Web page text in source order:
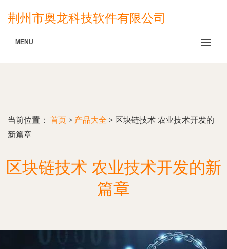
荆州市奥龙科技软件有限公司
MENU
当前位置： 首页 > 产品大全 > 区块链技术 农业技术开发的
新篇章
区块链技术 农业技术开发的新
篇章